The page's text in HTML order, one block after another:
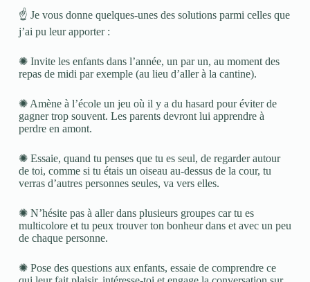
☝️ Je vous donne quelques-unes des solutions parmi celles que
j’ai pu leur apporter :
✺ Invite les enfants dans l’année, un par un, au moment des
repas de midi par exemple (au lieu d’aller à la cantine).
✺ Amène à l’école un jeu où il y a du hasard pour éviter de
gagner trop souvent. Les parents devront lui apprendre à
perdre en amont.
✺ Essaie, quand tu penses que tu es seul, de regarder autour
de toi, comme si tu étais un oiseau au-dessus de la cour, tu
verras d’autres personnes seules, va vers elles.
✺ N’hésite pas à aller dans plusieurs groupes car tu es
multicolore et tu peux trouver ton bonheur dans et avec un peu
de chaque personne.
✺ Pose des questions aux enfants, essaie de comprendre ce